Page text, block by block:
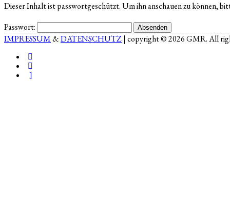
Dieser Inhalt ist passwortgeschützt. Um ihn anschauen zu können,
Passwort:
IMPRESSUM&DATENSCHUTZ| copyright © 2026 GMR. All